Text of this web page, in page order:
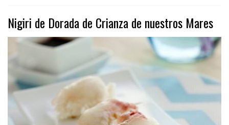
Nigiri de Dorada de Crianza de nuestros Mares